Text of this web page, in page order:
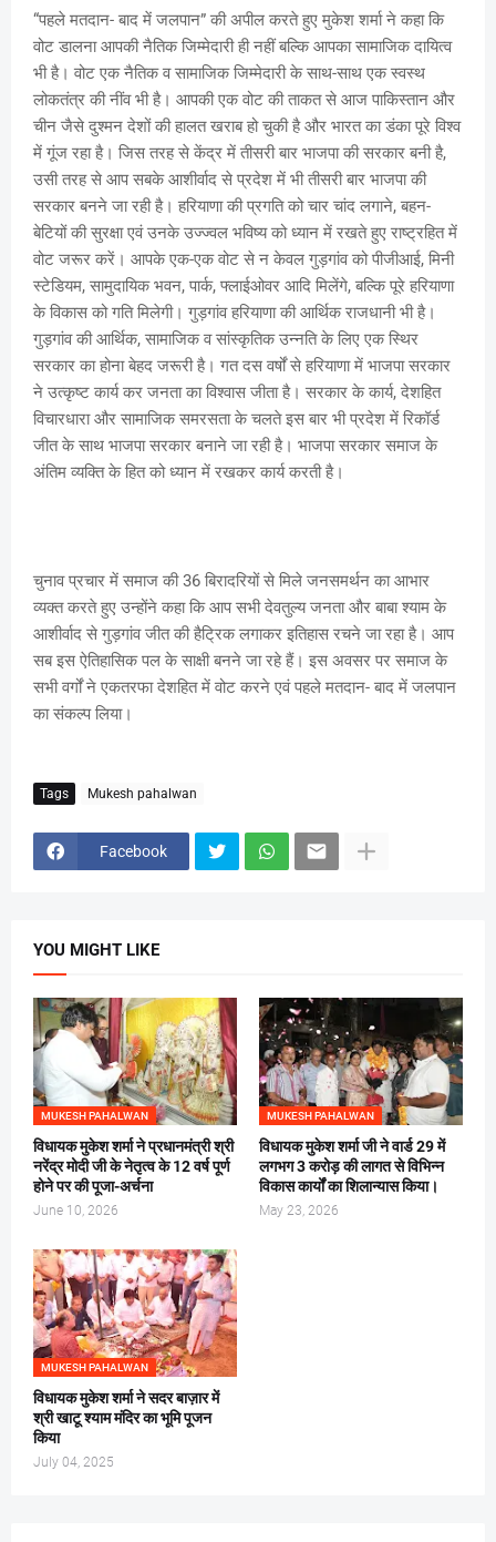
“पहले मतदान- बाद में जलपान” की अपील करते हुए मुकेश शर्मा ने कहा कि
वोट डालना आपकी नैतिक जिम्मेदारी ही नहीं बल्कि आपका सामाजिक दायित्व
भी है। वोट एक नैतिक व सामाजिक जिम्मेदारी के साथ-साथ एक स्वस्थ
लोकतंत्र की नींव भी है। आपकी एक वोट की ताकत से आज पाकिस्तान और
चीन जैसे दुश्मन देशों की हालत खराब हो चुकी है और भारत का डंका पूरे विश्व
में गूंज रहा है। जिस तरह से केंद्र में तीसरी बार भाजपा की सरकार बनी है,
उसी तरह से आप सबके आशीर्वाद से प्रदेश में भी तीसरी बार भाजपा की
सरकार बनने जा रही है। हरियाणा की प्रगति को चार चांद लगाने, बहन-
बेटियों की सुरक्षा एवं उनके उज्ज्वल भविष्य को ध्यान में रखते हुए राष्ट्रहित में
वोट जरूर करें। आपके एक-एक वोट से न केवल गुड़गांव को पीजीआई, मिनी
स्टेडियम, सामुदायिक भवन, पार्क, फ्लाईओवर आदि मिलेंगे, बल्कि पूरे हरियाणा
के विकास को गति मिलेगी। गुड़गांव हरियाणा की आर्थिक राजधानी भी है।
गुड़गांव की आर्थिक, सामाजिक व सांस्कृतिक उन्नति के लिए एक स्थिर
सरकार का होना बेहद जरूरी है। गत दस वर्षों से हरियाणा में भाजपा सरकार
ने उत्कृष्ट कार्य कर जनता का विश्वास जीता है। सरकार के कार्य, देशहित
विचारधारा और सामाजिक समरसता के चलते इस बार भी प्रदेश में रिकॉर्ड
जीत के साथ भाजपा सरकार बनाने जा रही है। भाजपा सरकार समाज के
अंतिम व्यक्ति के हित को ध्यान में रखकर कार्य करती है।
चुनाव प्रचार में समाज की 36 बिरादरियों से मिले जनसमर्थन का आभार
व्यक्त करते हुए उन्होंने कहा कि आप सभी देवतुल्य जनता और बाबा श्याम के
आशीर्वाद से गुड़गांव जीत की हैट्रिक लगाकर इतिहास रचने जा रहा है। आप
सब इस ऐतिहासिक पल के साक्षी बनने जा रहे हैं। इस अवसर पर समाज के
सभी वर्गों ने एकतरफा देशहित में वोट करने एवं पहले मतदान- बाद में जलपान
का संकल्प लिया।
Tags Mukesh pahalwan
Facebook
YOU MIGHT LIKE
MUKESH PAHALWAN
विधायक मुकेश शर्मा ने प्रधानमंत्री श्री
नरेंद्र मोदी जी के नेतृत्व के 12 वर्ष पूर्ण
होने पर की पूजा-अर्चना
June 10, 2026
MUKESH PAHALWAN
विधायक मुकेश शर्मा जी ने वार्ड 29 में
लगभग 3 करोड़ की लागत से विभिन्न
विकास कार्यों का शिलान्यास किया।
May 23, 2026
MUKESH PAHALWAN
विधायक मुकेश शर्मा ने सदर बाज़ार में
श्री खाटू श्याम मंदिर का भूमि पूजन
किया
July 04, 2025